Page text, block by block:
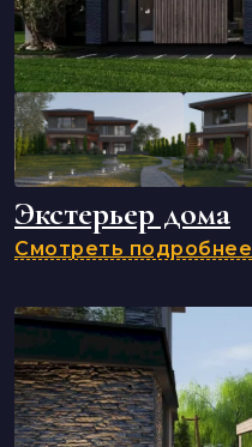
Экстерьер дома
Смотреть подробнее